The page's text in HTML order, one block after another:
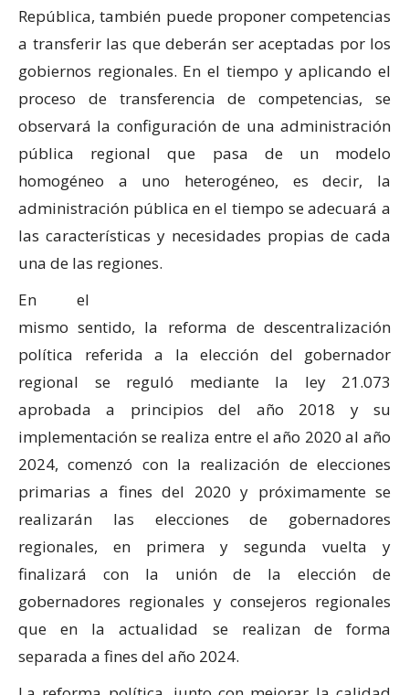
República, también puede proponer competencias
a transferir las que deberán ser aceptadas por los
gobiernos regionales. En el tiempo y aplicando el
proceso de transferencia de competencias, se
observará la configuración de una administración
pública regional que pasa de un modelo
homogéneo a uno heterogéneo, es decir, la
administración pública en el tiempo se adecuará a
las características y necesidades propias de cada
una de las regiones.
En el
mismo sentido, la reforma de descentralización
política referida a la elección del gobernador
regional se reguló mediante la ley 21.073
aprobada a principios del año 2018 y su
implementación se realiza entre el año 2020 al año
2024, comenzó con la realización de elecciones
primarias a fines del 2020 y próximamente se
realizarán las elecciones de gobernadores
regionales, en primera y segunda vuelta y
finalizará con la unión de la elección de
gobernadores regionales y consejeros regionales
que en la actualidad se realizan de forma
separada a fines del año 2024.